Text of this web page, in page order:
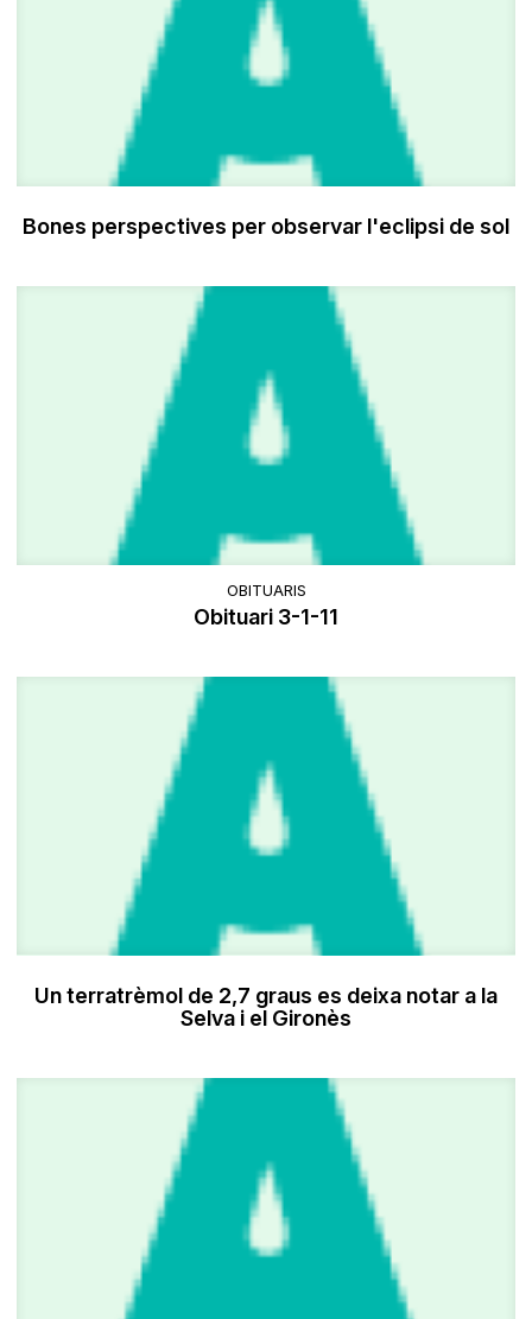
Bones perspectives per observar l'eclipsi de sol
OBITUARIS
Obituari 3-1-11
Un terratrèmol de 2,7 graus es deixa notar a la
Selva i el Gironès